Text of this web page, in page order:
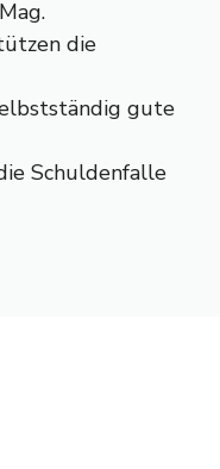
die
gute
Schuldenfalle